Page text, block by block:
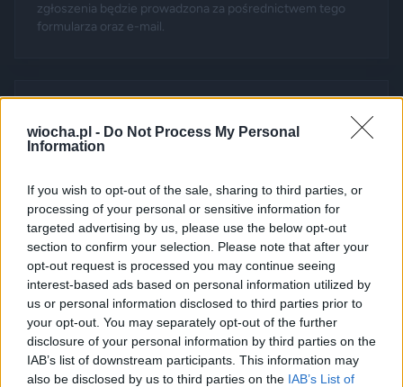
wiocha.pl - Do Not Process My Personal
Information
If you wish to opt-out of the sale, sharing to third parties, or
processing of your personal or sensitive information for
targeted advertising by us, please use the below opt-out
section to confirm your selection. Please note that after your
opt-out request is processed you may continue seeing
interest-based ads based on personal information utilized by
us or personal information disclosed to third parties prior to
your opt-out. You may separately opt-out of the further
disclosure of your personal information by third parties on the
IAB’s list of downstream participants. This information may
also be disclosed by us to third parties on the IAB’s List of
zgłoszenia będzie prowadzona za pośrednictwem tego
formularza oraz e-mail.
psikusa
ID: 1868842 | Opublikowany: 2026-
07-06 23:38
Wypełnij zgłoszenie:
Adres e-mail *